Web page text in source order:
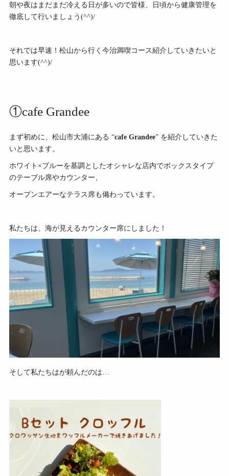
朝や夜はまだまだ冷える日が多いので皆様、日頃から健康管理を
徹底して行いましょう(^^)/
それでは早速！松山から行く今治満喫コース紹介していきたいと
思います(^^)/
①cafe Grandee
まず初めに、松山市大浦にある “cafe Grandee” を紹介していきた
いと思います。
ホワイト×ブルーを基調としたオシャレな店内でボックスタイプ
のテーブル席やカウンター、
オープンエアーなテラス席も備わっています。
私たちは、海が見えるカウンター席にしました！
そして私たちはが頼んだのは…